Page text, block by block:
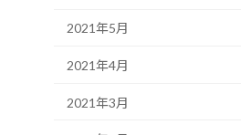
2021年5月
2021年4月
2021年3月